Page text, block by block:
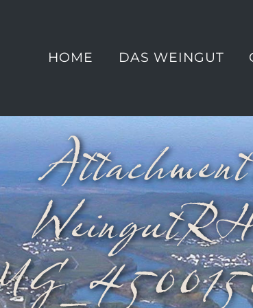
HOME DAS WEINGUT